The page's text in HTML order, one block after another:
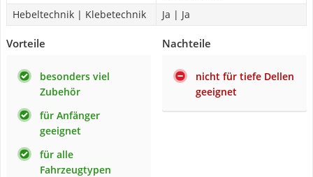
Hebeltechnik | Klebetechnik
Ja | Ja
Vorteile
besonders viel
Zubehör
für Anfänger
geeignet
für alle
Fahrzeugtypen
Nachteile
nicht für tiefe Dellen
geeignet